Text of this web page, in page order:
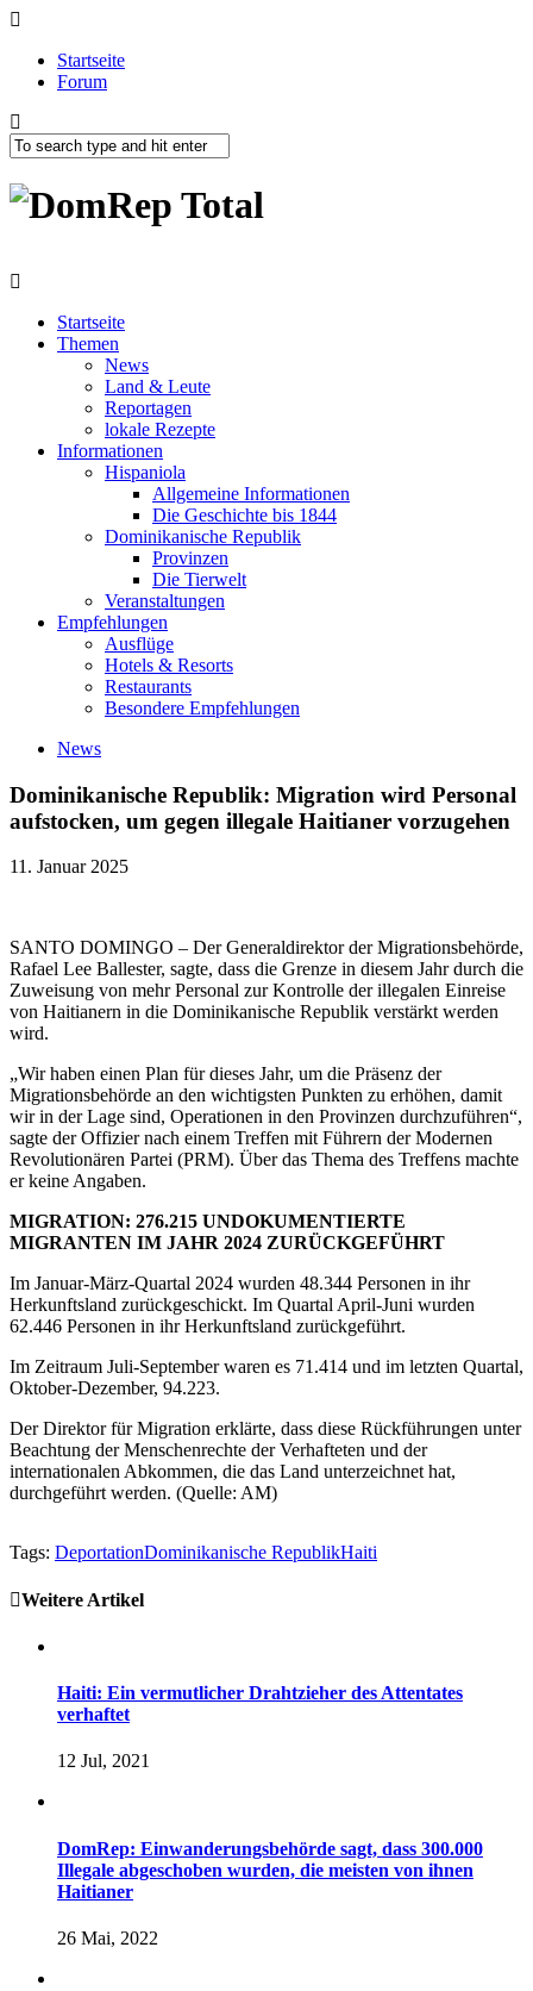
Startseite
Forum
Startseite
Themen
News
Land & Leute
Reportagen
lokale Rezepte
Informationen
Hispaniola
Allgemeine Informationen
Die Geschichte bis 1844
Dominikanische Republik
Provinzen
Die Tierwelt
Veranstaltungen
Empfehlungen
Ausflüge
Hotels & Resorts
Restaurants
Besondere Empfehlungen
News
Dominikanische Republik: Migration wird Personal
aufstocken, um gegen illegale Haitianer vorzugehen
11. Januar 2025
SANTO DOMINGO – Der Generaldirektor der Migrationsbehörde,
Rafael Lee Ballester, sagte, dass die Grenze in diesem Jahr durch die
Zuweisung von mehr Personal zur Kontrolle der illegalen Einreise
von Haitianern in die Dominikanische Republik verstärkt werden
wird.
„Wir haben einen Plan für dieses Jahr, um die Präsenz der
Migrationsbehörde an den wichtigsten Punkten zu erhöhen, damit
wir in der Lage sind, Operationen in den Provinzen durchzuführen“,
sagte der Offizier nach einem Treffen mit Führern der Modernen
Revolutionären Partei (PRM). Über das Thema des Treffens machte
er keine Angaben.
MIGRATION: 276.215 UNDOKUMENTIERTE
MIGRANTEN IM JAHR 2024 ZURÜCKGEFÜHRT
Im Januar-März-Quartal 2024 wurden 48.344 Personen in ihr
Herkunftsland zurückgeschickt. Im Quartal April-Juni wurden
62.446 Personen in ihr Herkunftsland zurückgeführt.
Im Zeitraum Juli-September waren es 71.414 und im letzten Quartal,
Oktober-Dezember, 94.223.
Der Direktor für Migration erklärte, dass diese Rückführungen unter
Beachtung der Menschenrechte der Verhafteten und der
internationalen Abkommen, die das Land unterzeichnet hat,
durchgeführt werden. (Quelle: AM)
Tags: DeportationDominikanische RepublikHaiti
Weitere Artikel
Haiti: Ein vermutlicher Drahtzieher des Attentates
verhaftet
12 Jul, 2021
DomRep: Einwanderungsbehörde sagt, dass 300.000
Illegale abgeschoben wurden, die meisten von ihnen
Haitianer
26 Mai, 2022